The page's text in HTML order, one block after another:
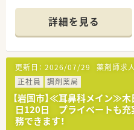
＊
【店舗情報と応需状況につい
■岩国駅より徒歩13分ほど
完備のため毎日のマイカ
■いなだ泌尿器科クリニッ
と皮膚科の処方箋をメイン
■処方箋枚数は1日平均40
70枚と、落ち着いて調剤に
【募集背景と求める人物像
■スタッフの退職に伴う組
詳細を見る
更新日： 2026/07/29 薬剤師求
正社員
調剤薬局
【岩国市】≪耳鼻科メイン≫
日120日 プライベートも充
務できます！